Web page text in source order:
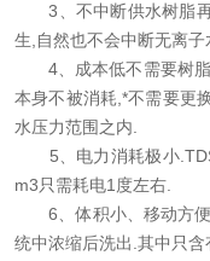
3、不中断供水树脂再
生,自然也不会中断无离子
4、成本低不需要树脂
本身不被消耗,*不需要更
水压力范围之内.
5、电力消耗极小
m3只需耗电1度左右.
6、体积小、移动方便
统中浓缩后洗出.其中只